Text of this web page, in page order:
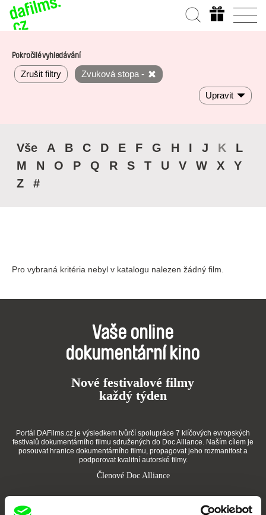
Pokročilé vyhledávání
Zrušit filtry Zvuková stopa -
Upravit
Vše A B C D E F G H I J K
L
M
N O P Q R S T U V W X
Y
Z
#
Pro vybraná kritéria nebyl v katalogu nalezen žádný film.
Vaše online
dokumentární kino
Nové festivalové filmy
každý týden
Portál DAFilms.cz je výsledkem tvůrčí spolupráce 7 klíčových evropských
festivalů dokumentárního filmu sdružených do Doc Alliance. Naším cílem je
posouvat hranice dokumentárního filmu, propagovat jeho rozmanitost a
podporovat kvalitní autorské filmy.
Členové Doc Alliance